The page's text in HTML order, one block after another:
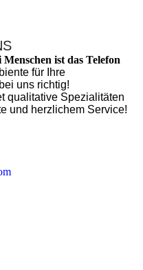
ist das Telefon
für Ihre
uns richtig!
qualitative Spezialitäten
und herzlichem Service!